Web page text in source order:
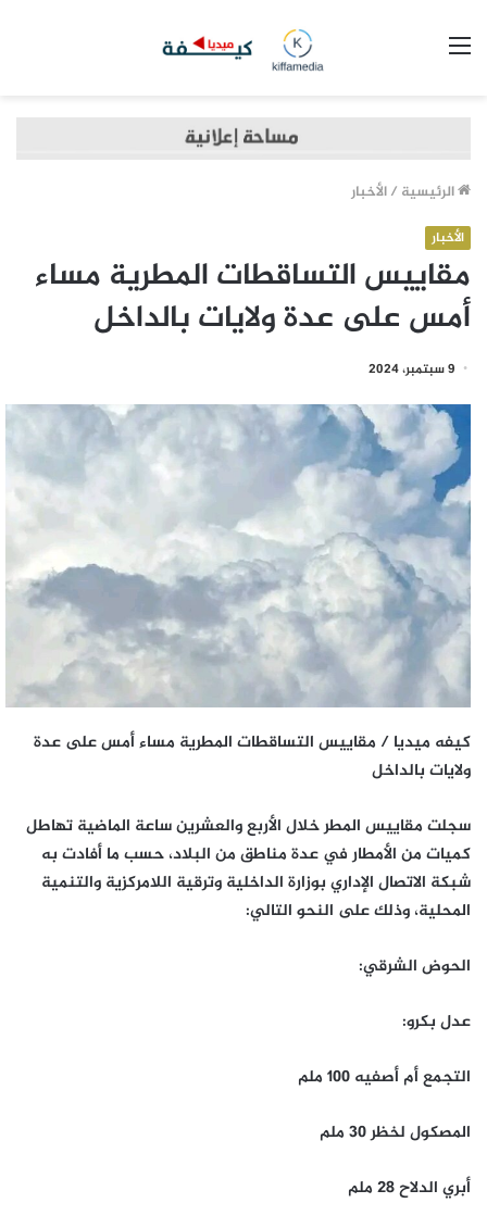
الرئيسية /الأخبار
الأخبار
مقاييس التساقطات المطرية مساء
أمس على عدة ولايات بالداخل
9 سبتمبر، 2024
كيفه ميديا / مقاييس التساقطات المطرية مساء أمس على عدة
ولايات بالداخل
سجلت مقاييس المطر خلال الأربع والعشرين ساعة الماضية تهاطل
كميات من الأمطار في عدة مناطق من البلاد، حسب ما أفادت به
شبكة الاتصال الإداري بوزارة الداخلية وترقية اللامركزية والتنمية
المحلية، وذلك على النحو التالي:
الحوض الشرقي:
عدل بكرو:
التجمع أم أصفيه 100 ملم
المصكول لخظر 30 ملم
أبري الدلاح 28 ملم